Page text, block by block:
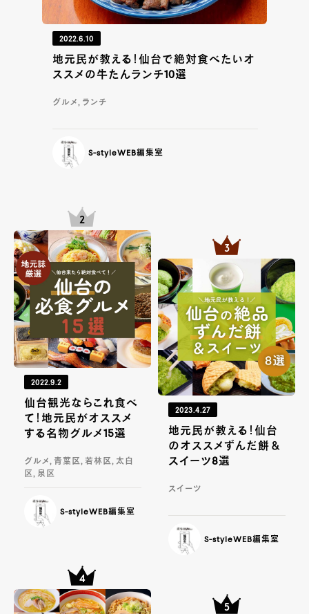
2022.6.10
地元民が教える！仙台で絶対食べたいオ
ススメの牛たんランチ10選
グルメ, ランチ
S-styleWEB編集室
2022.9.2
仙台観光ならこれ食べ
て！地元民がオススメ
する名物グルメ15選
グルメ, 青葉区, 若林区, 太白
区, 泉区
S-styleWEB編集室
2023.4.27
地元民が教える！仙台
のオススメずんだ餅＆
スイーツ8選
スイーツ
S-styleWEB編集室